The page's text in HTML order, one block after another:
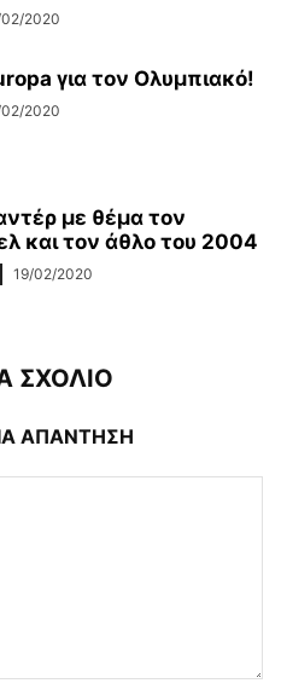
2020
για τον Ολυμπιακό!
2020
με θέμα τον
και τον άθλο του 2004
19/02/2020
ΣΧΟΛΙΟ
ΑΠΑΝΤΗΣΗ